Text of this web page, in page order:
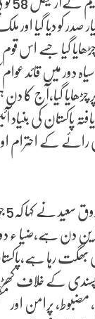
صدر کو دیا گیا
چڑھایا گیا جسے اس
دور میں قائد
گیا،آج کا دن
پاکستان کی بنیاد
کے احترام اور
ترین دن ہے،ضیا
رہا
پسندی کے خلاف
مضبوط، پرامن اور